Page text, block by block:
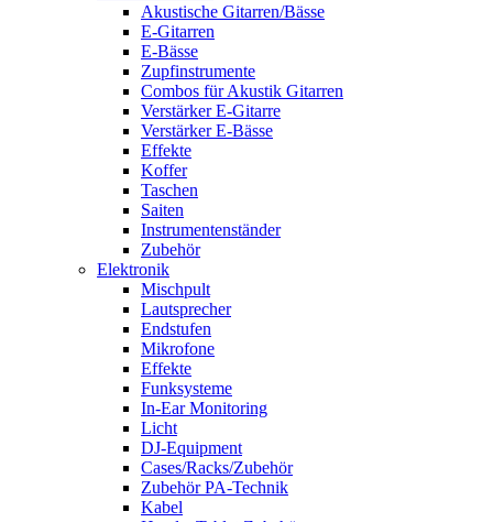
Akustische Gitarren/Bässe
E-Gitarren
E-Bässe
Zupfinstrumente
Combos für Akustik Gitarren
Verstärker E-Gitarre
Verstärker E-Bässe
Effekte
Koffer
Taschen
Saiten
Instrumentenständer
Zubehör
Elektronik
Mischpult
Lautsprecher
Endstufen
Mikrofone
Effekte
Funksysteme
In-Ear Monitoring
Licht
DJ-Equipment
Cases/Racks/Zubehör
Zubehör PA-Technik
Kabel